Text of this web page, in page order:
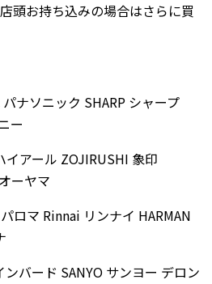
頭お持ち込みの場合はさらに買
ナソニック SHARP シャープ
ー
アール ZOJIRUSHI 象印
ーヤマ
ロマ Rinnai リンナイ HARMAN
バード SANYO サンヨー デロン